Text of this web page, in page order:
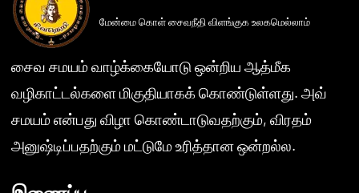
மேன்மை கொள் சைவநீதி விளங்குக உலகமெல்லாம்
சைவ சமயம் வாழ்க்கையோடு ஒன்றிய ஆத்மீக
வழிகாட்டல்களை மிகுதியாகக் கொண்டுள்ளது. அவ்
சமயம் என்பது விழா கொண்டாடுவதற்கும், விரதம்
அனுஷ்டிப்பதற்கும் மட்டுமே உரித்தான ஒன்றல்ல.